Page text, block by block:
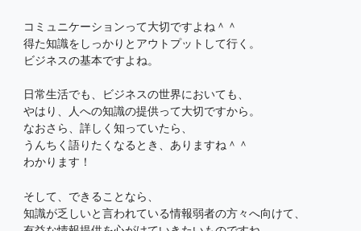
コミュニケーションって大切ですよね＾＾
得た知識をしっかりとアウトプットして行く。
ビジネスの基本ですよね。
日常生活でも、ビジネスの世界においても、
やはり、人への知識の提供って大切ですから。
なおさら、詳しく知っていたら、
うんちく語りたくなるとき、ありますね＾＾
わかります！
そして、できることなら、
知識が乏しいと言われている情報弱者の方々へ向けて、